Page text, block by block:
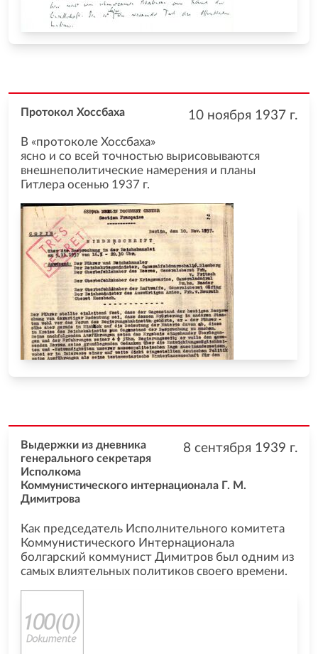
10 ноября 1937 г.
Протокол Хоссбаха
В «протоколе Хоссбаха»
ясно и со всей точностью вырисовываются
внешнеполитические намерения и планы
Гитлера осенью 1937 г.
8 сентября 1939 г.
Выдержки из дневника
генерального секретаря
Исполкома
Коммунистического интернационала Г. М.
Димитрова
Как председатель Исполнительного комитета
Коммунистического Интернационала
болгарский коммунист Димитров был одним из
самых влиятельных политиков своего времени.